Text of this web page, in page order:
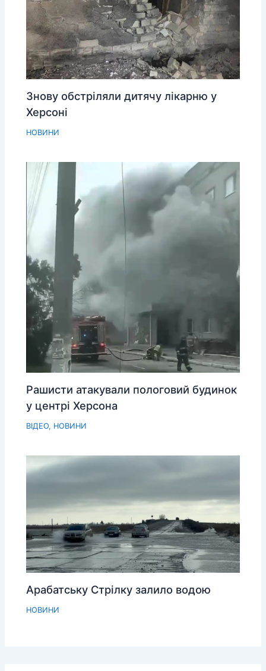
Знову обстріляли дитячу лікарню у
Херсоні
НОВИНИ
Рашисти атакували пологовий будинок
у центрі Херсона
ВІДЕО, НОВИНИ
Арабатську Стрілку залило водою
НОВИНИ